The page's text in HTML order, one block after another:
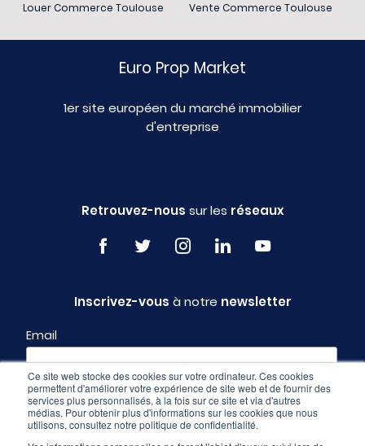
Ce site web stocke des cookies sur votre ordinateur. Ces cookies
permettent d'améliorer votre expérience de site web et de fournir des
services plus personnalisés, à la fois sur ce site et via d'autres
médias. Pour obtenir plus d'informations sur les cookies que nous
utilisons, consultez notre politique de confidentialité.
Louer Commerce Toulouse
Vente Commerce Toulouse
Euro Prop Market
1er site européen du marché immobilier
d'entreprise
Retrouvez-nous sur les réseaux
Inscrivez-vous à notre newsletter
Email
Profil